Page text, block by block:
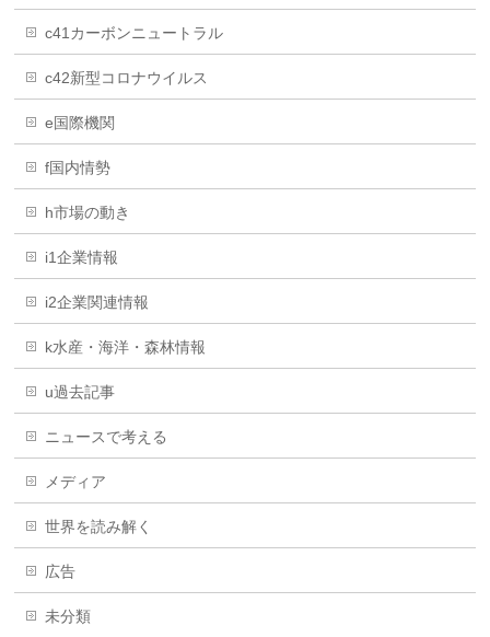
c41カーボンニュートラル
c42新型コロナウイルス
e国際機関
f国内情勢
h市場の動き
i1企業情報
i2企業関連情報
k水産・海洋・森林情報
u過去記事
ニュースで考える
メディア
世界を読み解く
広告
未分類